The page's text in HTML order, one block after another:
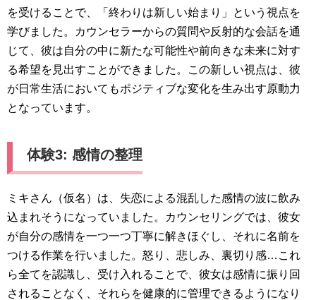
を受けることで、「終わりは新しい始まり」という視点を
学びました。カウンセラーからの質問や反射的な会話を通
じて、彼は自分の中に新たな可能性や前向きな未来に対す
る希望を見出すことができました。この新しい視点は、彼
が日常生活においてもポジティブな変化を生み出す原動力
となっています。
体験3: 感情の整理
ミキさん（仮名）は、失恋による混乱した感情の波に飲み
込まれそうになっていました。カウンセリングでは、彼女
が自分の感情を一つ一つ丁寧に解きほぐし、それに名前を
つける作業を行いました。怒り、悲しみ、裏切り感…これ
ら全てを認識し、受け入れることで、彼女は感情に振り回
されることなく、それらを健康的に管理できるようになり